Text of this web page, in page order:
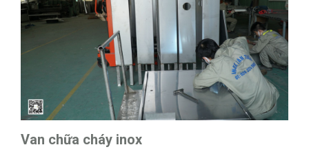
Van chữa cháy inox